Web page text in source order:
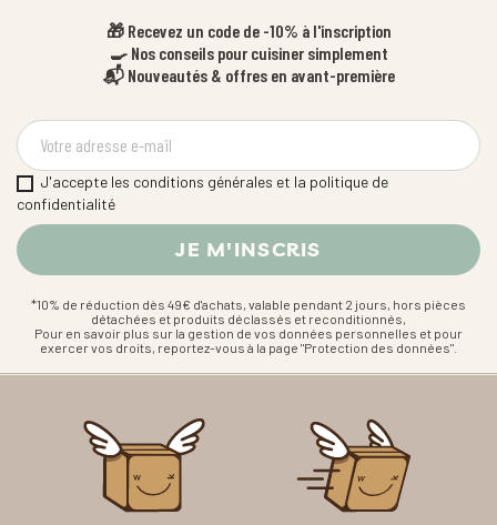
🎁 Recevez un code de -10% à l'inscription
🍳 Nos conseils pour cuisiner simplement
📬 Nouveautés & offres en avant-première
J'accepte les conditions générales et la politique de
confidentialité
*10% de réduction dès 49€ d'achats, valable pendant 2 jours, hors pièces
détachées et produits déclassés et reconditionnés,
Pour en savoir plus sur la gestion de vos données personnelles et pour
exercer vos droits, reportez-vous à la page "Protection des données".